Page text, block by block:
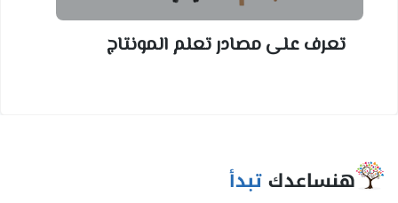
تعرف على مصادر تعلم المونتاج